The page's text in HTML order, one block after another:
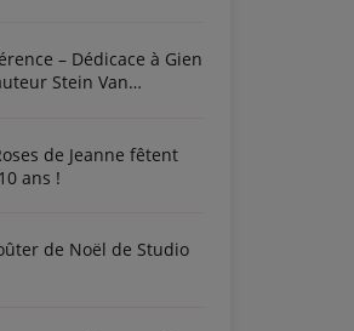
– Dédicace à Gien
Stein Van
de Jeanne fêtent
ans !
de Noël de Studio